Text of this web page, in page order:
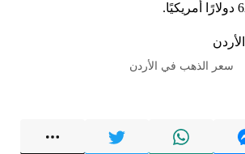
سعر الذهب في الأردن